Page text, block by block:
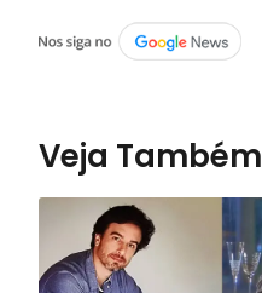
Veja Também